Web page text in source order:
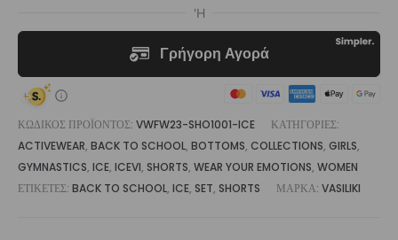
ΚΩΔΙΚΌΣ ΠΡΟΪΌΝΤΟΣ: VWFW23-SHO1001-ICE
ΚΑΤΗΓΟΡΊΕΣ:
ACTIVEWEAR, BACK TO SCHOOL, BOTTOMS, COLLECTIONS, GIRLS,
GYMNASTICS, ICE, ICEVI, SHORTS, WEAR YOUR EMOTIONS, WOMEN
ΕΤΙΚΈΤΕΣ: BACK TO SCHOOL, ICE, SET, SHORTS ΜΆΡΚΑ: VASILIKI